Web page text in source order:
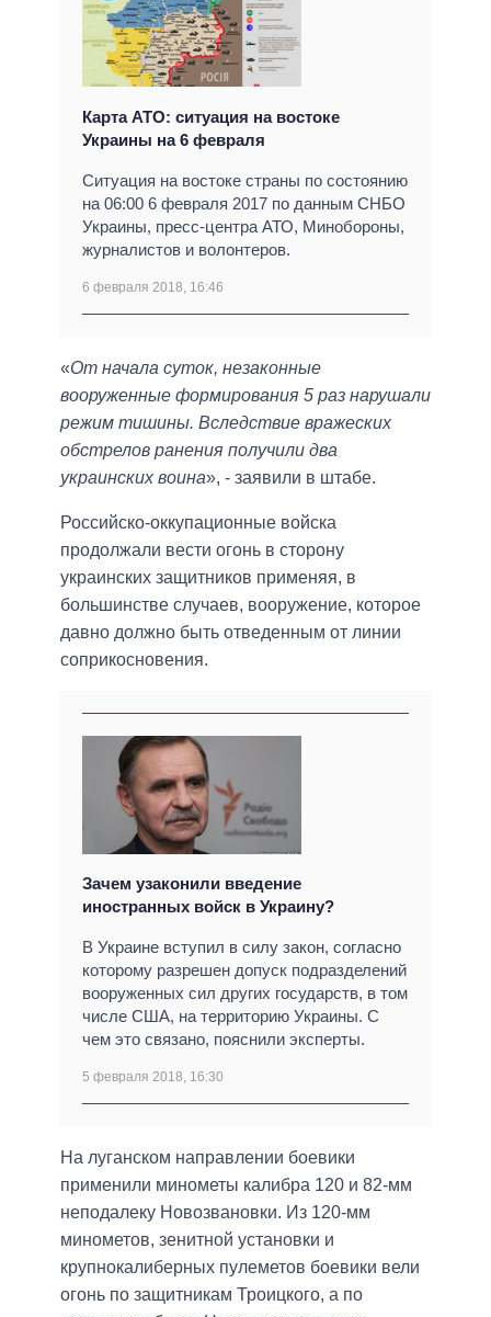
Карта АТО: ситуация на востоке
Украины на 6 февраля
Ситуация на востоке страны по состоянию
на 06:00 6 февраля 2017 по данным СНБО
Украины, пресс-центра АТО, Минобороны,
журналистов и волонтеров.
6 февраля 2018, 16:46
«От начала суток, незаконные
вооруженные формирования 5 раз нарушали
режим тишины. Вследствие вражеских
обстрелов ранения получили два
украинских воина», - заявили в штабе.
Российско-оккупационные войска
продолжали вести огонь в сторону
украинских защитников применяя, в
большинстве случаев, вооружение, которое
давно должно быть отведенным от линии
соприкосновения.
Зачем узаконили введение
иностранных войск в Украину?
В Украине вступил в силу закон, согласно
которому разрешен допуск подразделений
вооруженных сил других государств, в том
числе США, на территорию Украины. С
чем это связано, пояснили эксперты.
5 февраля 2018, 16:30
На луганском направлении боевики
применили минометы калибра 120 и 82-мм
неподалеку Новозвановки. Из 120-мм
минометов, зенитной установки и
крупнокалиберных пулеметов боевики вели
огонь по защитникам Троицкого, а по